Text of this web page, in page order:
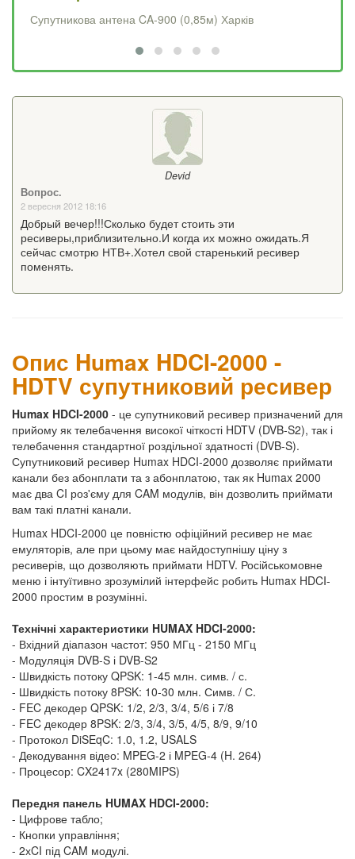
Супутникова антена CA-900 (0,85м) Харків
Devid
Вопрос.
2 вересня 2012 18:16
Добрый вечер!!!Сколько будет стоить эти
ресиверы,приблизительно.И когда их можно ожидать.Я
сейчас смотрю НТВ+.Хотел свой старенький ресивер
поменять.
Опис Humax HDCI-2000 -
HDTV супутниковий ресивер
Humax HDCI-2000 - це супутниковий ресивер призначений для
прийому як телебачення високої чіткості HDTV (DVB-S2), так і
телебачення стандартної роздільної здатності (DVB-S).
Супутниковий ресивер Humax HDCI-2000 дозволяє приймати
канали без абонплати та з абонплатою, так як Humax 2000
має два CI роз'єму для CAM модулів, він дозволить приймати
вам такі платні канали.
Humax HDCI-2000 це повністю офіційний ресивер не має
емуляторів, але при цьому має найдоступнішу ціну з
ресиверів, що дозволяють приймати HDTV. Російськомовне
меню і інтуїтивно зрозумілий інтерфейс робить Humax HDCI-
2000 простим в розумінні.
Технічні характеристики HUMAX HDCI-2000:
- Вхідний діапазон частот: 950 МГц - 2150 МГц
- Модуляція DVB-S і DVB-S2
- Швидкість потоку QPSK: 1-45 млн. симв. / с.
- Швидкість потоку 8PSK: 10-30 млн. Симв. / С.
- FEC декодер QPSK: 1/2, 2/3, 3/4, 5/6 і 7/8
- FEC декодер 8PSK: 2/3, 3/4, 3/5, 4/5, 8/9, 9/10
- Протокол DiSEqC: 1.0, 1.2, USALS
- Декодування відео: MPEG-2 і MPEG-4 (H. 264)
- Процесор: CX2417x (280MIPS)
Передня панель HUMAX HDCI-2000:
- Цифрове табло;
- Кнопки управління;
- 2хCI під CAM модулі.